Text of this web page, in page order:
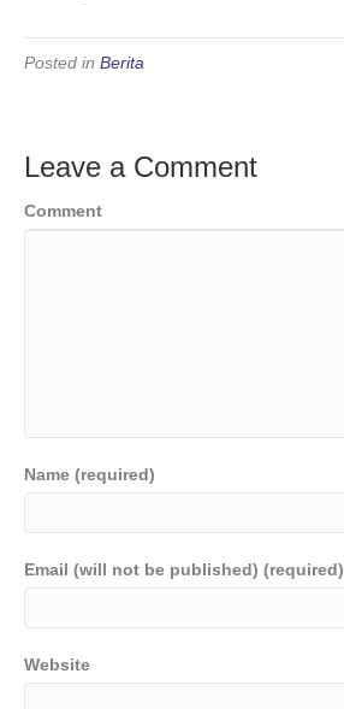
Posted in Berita
Leave a Comment
Comment
Name (required)
Email (will not be published) (required)
Website